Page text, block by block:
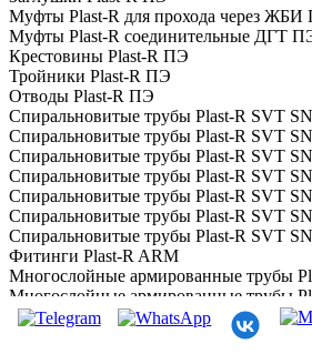
Муфты Plast-R для прохода через ЖБИ
Муфты Plast-R соединительные ДГТ
Крестовины Plast-R ПЭ
Тройники Plast-R ПЭ
Отводы Plast-R ПЭ
Спиральновитые трубы Plast-R SVT
Спиральновитые трубы Plast-R SVT
Спиральновитые трубы Plast-R SVT
Спиральновитые трубы Plast-R SVT
Спиральновитые трубы Plast-R SVT
Спиральновитые трубы Plast-R SVT
Спиральновитые трубы Plast-R SVT SN
Фитинги Plast-R ARM
Многослойные армированные трубы
Многослойные армированные трубы
Многослойные армированные трубы
Электросварные муфты Plast-R ARM